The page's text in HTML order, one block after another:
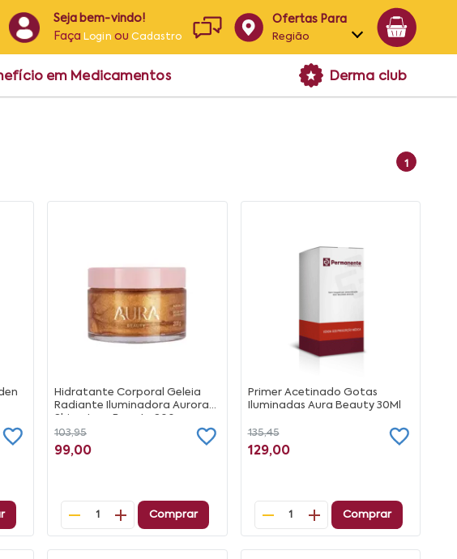
Seja bem-vindo!
Faça Login ouCadastro
Ofertas Para
Região
Alagoas
em Medicamentos Derma club
1
Hidratante Corporal Geleia
Radiante Iluminadora Aurora
Shine Aura Beauty 200g
103,95
99,00
1 Comprar
Primer Acetinado Gotas
Iluminadas Aura Beauty 30Ml
135,45
129,00
1 Comprar